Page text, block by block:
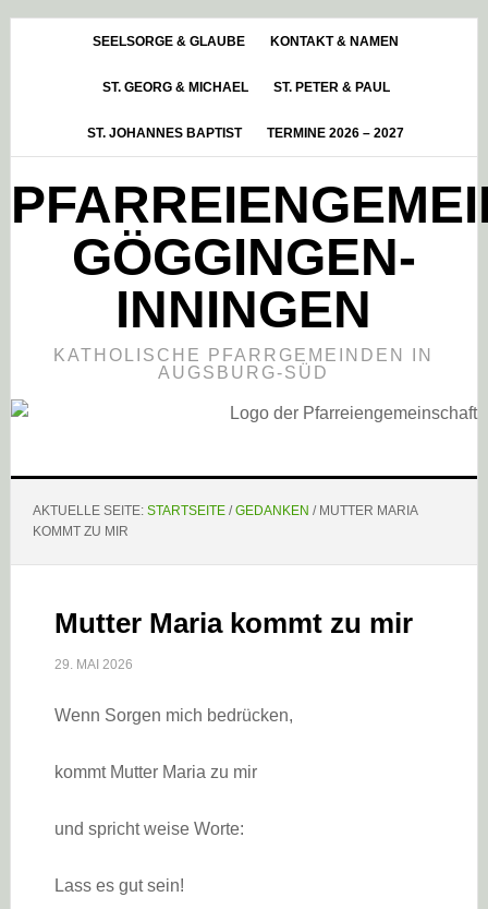
HauptsidebarSEELSORGE & GLAUBE KONTAKT & NAMEN
ST. GEORG & MICHAEL ST. PETER & PAUL
ST. JOHANNES BAPTIST TERMINE 2026 – 2027
GÖGGINGEN-
INNINGEN
KATHOLISCHE PFARRGEMEINDEN IN
AUGSBURG-SÜD
AKTUELLE SEITE: STARTSEITE / GEDANKEN /MUTTER MARIA
KOMMT ZU MIR
Mutter Maria kommt zu mir
29. MAI 2026
Wenn Sorgen mich bedrücken,
kommt Mutter Maria zu mir
und spricht weise Worte:
Lass es gut sein!